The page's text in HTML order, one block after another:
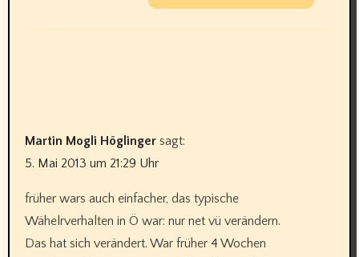
Martin Mogli Höglinger sagt:
5. Mai 2013 um 21:29 Uhr
früher wars auch einfacher, das typische
Wähelrverhalten in Ö war: nur net vü verändern.
Das hat sich verändert. War früher 4 Wochen